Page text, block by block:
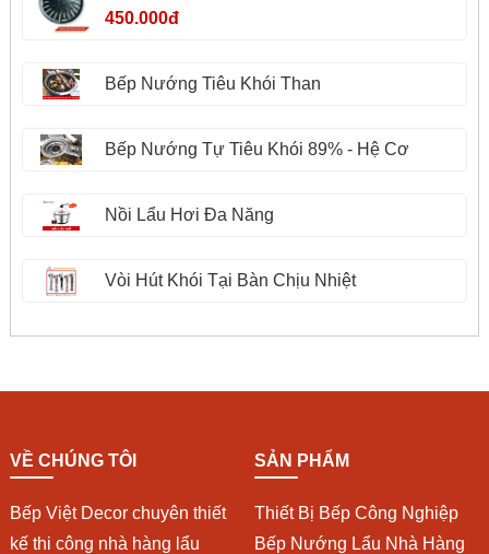
450.000đ
Bếp Nướng Tiêu Khói Than
Bếp Nướng Tự Tiêu Khói 89% - Hệ Cơ
Nồi Lẩu Hơi Đa Năng
Vòi Hút Khói Tại Bàn Chịu Nhiệt
VỀ CHÚNG TÔI
Bếp Việt Decor chuyên thiết
kế thi công nhà hàng lẩu
SẢN PHẨM
Thiết Bị Bếp Công Nghiệp
Bếp Nướng Lẩu Nhà Hàng